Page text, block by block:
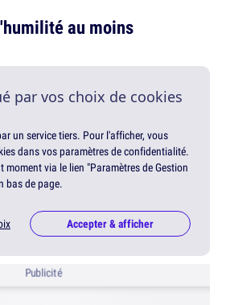
au moins
par vos choix de cookies
un service tiers. Pour l'afficher, vous
dans vos paramètres de confidentialité.
moment via le lien "Paramètres de Gestion
bas de page.
Accepter & afficher
Publicité